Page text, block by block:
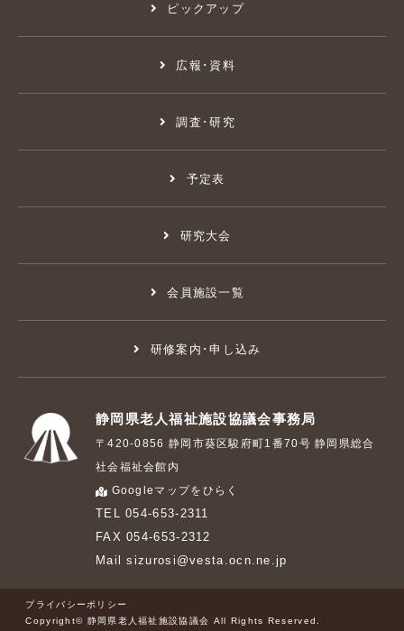
ピックアップ
広報･資料
調査･研究
予定表
研究大会
会員施設一覧
研修案内･申し込み
静岡県老人福祉施設協議会事務局
〒420-0856 静岡市葵区駿府町1番70号 静岡県総合
社会福祉会館内
Googleマップをひらく
TEL 054-653-2311
FAX 054-653-2312
Mail sizurosi@vesta.ocn.ne.jp
Copyright© 静岡県老人福祉施設協議会 All Rights Reserved.
プライバシーポリシー